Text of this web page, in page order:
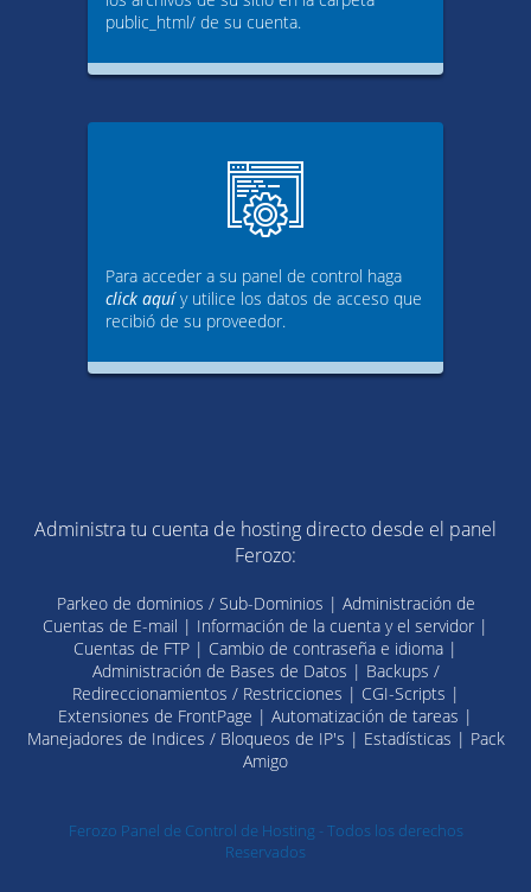
public_html/ de su cuenta.
Para acceder a su panel de control haga
click aquíy utilice los datos de acceso que
recibió de su proveedor.
Administra tu cuenta de hosting directo desde el panel
Ferozo:
Parkeo de dominios / Sub-Dominios | Administración de
Cuentas de E-mail | Información de la cuenta y el servidor |
Cuentas de FTP | Cambio de contraseña e idioma |
Administración de Bases de Datos | Backups /
Redireccionamientos / Restricciones | CGI-Scripts |
Extensiones de FrontPage | Automatización de tareas |
Manejadores de Indices / Bloqueos de IP's | Estadísticas | Pack
Amigo
Ferozo Panel de Control de Hosting - Todos los derechos
Reservados